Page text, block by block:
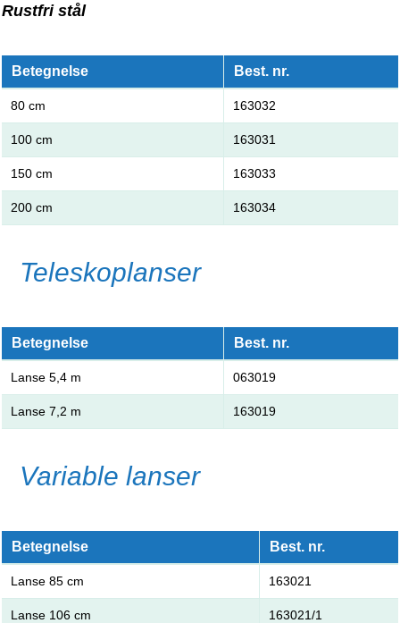
Rustfri stål
Betegnelse Best. nr.
80 cm 163032
100 cm 163031
150 cm 163033
200 cm 163034
Teleskoplanser
Betegnelse Best. nr.
Lanse 5,4 m 063019
Lanse 7,2 m 163019
Variable lanser
Betegnelse Best. nr.
Lanse 85 cm 163021
Lanse 106 cm 163021/1